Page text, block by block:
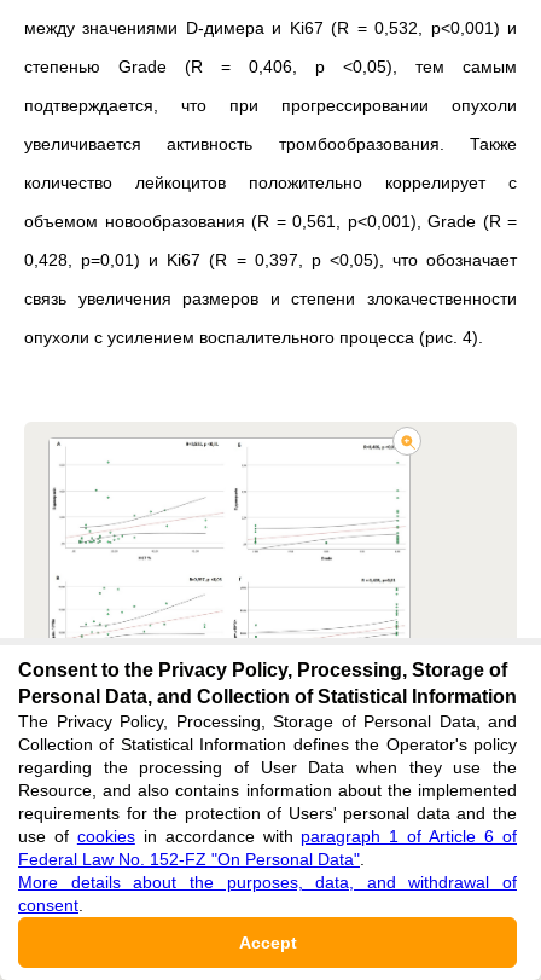
между значениями D-димера и Ki67 (R = 0,532, р<0,001) и
степенью Grade (R = 0,406, р <0,05), тем самым
подтверждается, что при прогрессировании опухоли
увеличивается активность тромбообразования. Также
количество лейкоцитов положительно коррелирует с
объемом новообразования (R = 0,561, р<0,001), Grade (R =
0,428, р=0,01) и Ki67 (R = 0,397, р <0,05), что обозначает
связь увеличения размеров и степени злокачественности
опухоли с усилением воспалительного процесса (рис. 4).
Рисунок 4 - Корреляционная зависимость (по
Спирмену) между лабораторными показателями
и данными глиомы:
– корреляция между D-димером и Ki67;
Consent to the Privacy Policy, Processing, Storage of
Personal Data, and Collection of Statistical Information
The Privacy Policy, Processing, Storage of Personal Data, and
Collection of Statistical Information defines the Operator's policy
regarding the processing of User Data when they use the
Resource, and also contains information about the implemented
requirements for the protection of Users' personal data and the
use of cookiesin accordance with paragraph 1 of Article 6 of
Federal Law No. 152-FZ "On Personal Data"
More details about the purposes, data, and withdrawal of
consent
Accept